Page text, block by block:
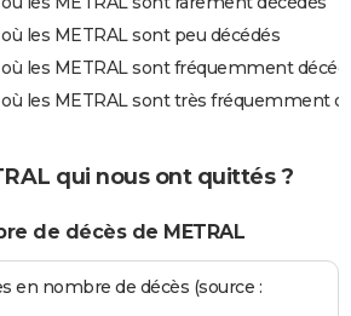
les METRAL sont peu décédés
les METRAL sont fréquemment
les METRAL sont très fréquemment
qui nous ont quittés ?
de décès de METRAL
en nombre de décès (source :